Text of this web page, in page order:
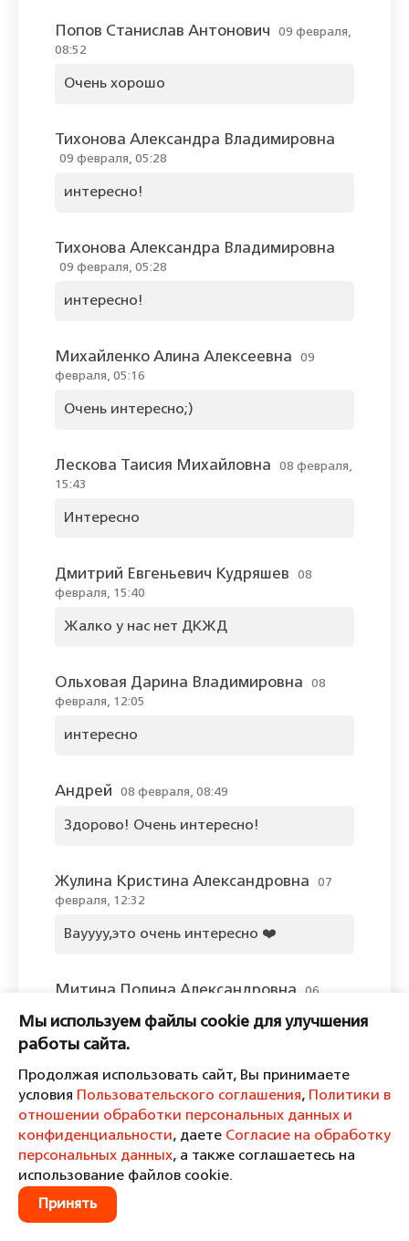
Попов Станислав Антонович
09 февраля,
08:52
Очень хорошо
Тихонова Александра Владимировна
09 февраля, 05:28
интересно!
Тихонова Александра Владимировна
09 февраля, 05:28
интересно!
Михайленко Алина Алексеевна
09
февраля, 05:16
Очень интересно;)
Лескова Таисия Михайловна
08 февраля,
15:43
Интересно
Дмитрий Евгеньевич Кудряшев
08
февраля, 15:40
Жалко у нас нет ДКЖД
Ольховая Дарина Владимировна
08
февраля, 12:05
интересно
Андрей 08 февраля, 08:49
Здорово! Очень интересно!
Жулина Кристина Александровна
07
февраля, 12:32
Вауууу,это очень интересно ❤️
Митина Полина Александровна
06
Отлично!!
Федосеев Владислав Михайлович
06
февраля, 14:19
Класс!
Садуков Илья Евгеньевич
19:06
Мы используем файлы cookie для улучшения
работы сайта.
Продолжая использовать сайт, Вы принимаете
условия Пользовательского соглашения, Политики в
отношении обработки персональных данных и
конфиденциальности, даете Согласие на обработку
персональных данных, а также соглашаетесь на
использование файлов cookie.
Принять